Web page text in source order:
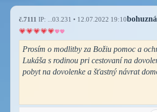
č.7111 IP: ...03.231 • 12.07.2022 19:10
Prosím o modlitby za Božiu pomoc a
Lukáša s rodinou pri cestovaní na
pobyt na dovolenke a šťastný návrat